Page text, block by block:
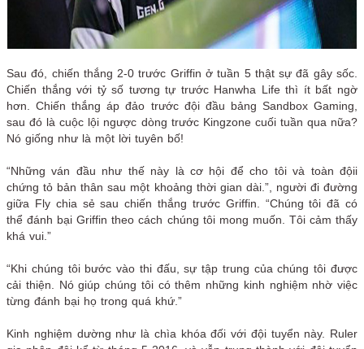
Sau đó, chiến thắng 2-0 trước Griffin ở tuần 5 thật sự đã gây sốc.
Chiến thắng với tỷ số tương tự trước Hanwha Life thì ít bất ngờ
hơn. Chiến thắng áp đảo trước đội đầu bảng Sandbox Gaming,
sau đó là cuộc lội ngược dòng trước Kingzone cuối tuần qua nữa?
Nó giống như là một lời tuyên bố!
“Những ván đầu như thế này là cơ hội để cho tôi và toàn độii
chứng tỏ bản thân sau một khoảng thời gian dài.”, người đi đường
giữa Fly chia sẻ sau chiến thắng trước Griffin. “Chúng tôi đã có
thể đánh bại Griffin theo cách chúng tôi mong muốn. Tôi cảm thấy
khá vui.”
“Khi chúng tôi bước vào thi đấu, sự tập trung của chúng tôi được
cải thiện. Nó giúp chúng tôi có thêm những kinh nghiệm nhờ việc
từng đánh bại họ trong quá khứ.”
Kinh nghiệm dường như là chìa khóa đối với đội tuyển này. Ruler